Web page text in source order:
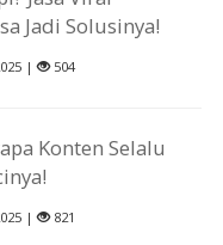
Jadi Solusinya!
| 504
Konten Selalu
| 821